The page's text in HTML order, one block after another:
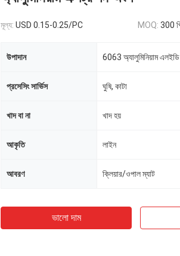
মূল্য: USD 0.15-0.25/PC MOQ: 300
উপাদান 6063 অ্যালুমিনিয়াম
প্রসেসিং সার্ভিস ঘুষি, কাটা
খাদ বা না খাদ হয়
আকৃতি লাইন
আবরণ ক্লিয়ার/ওপাল ম্যাট
ভালো দাম